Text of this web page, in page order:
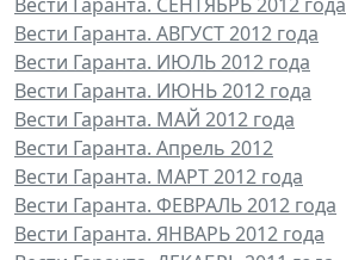
Вести Гаранта. АВГУСТ 2012 года
Вести Гаранта. ИЮЛЬ 2012 года
Вести Гаранта. ИЮНЬ 2012 года
Вести Гаранта. МАЙ 2012 года
Вести Гаранта. Апрель 2012
Вести Гаранта. МАРТ 2012 года
Вести Гаранта. ФЕВРАЛЬ 2012 года
Вести Гаранта. ЯНВАРЬ 2012 года